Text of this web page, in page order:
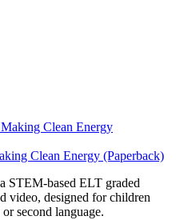
Clean Energy (Paperback)
STEM-based ELT graded
video, designed for children
second language.